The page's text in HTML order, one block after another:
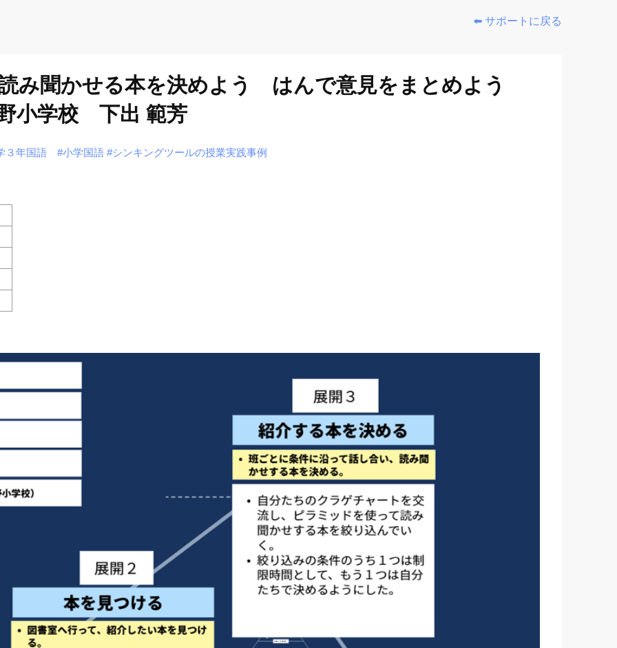
⬅️ サポートに戻る
聞かせる本を決めよう はんで意見をまとめよう
小学校 下出 範芳
３年国語 #小学国語 #シンキングツールの授業実践事例